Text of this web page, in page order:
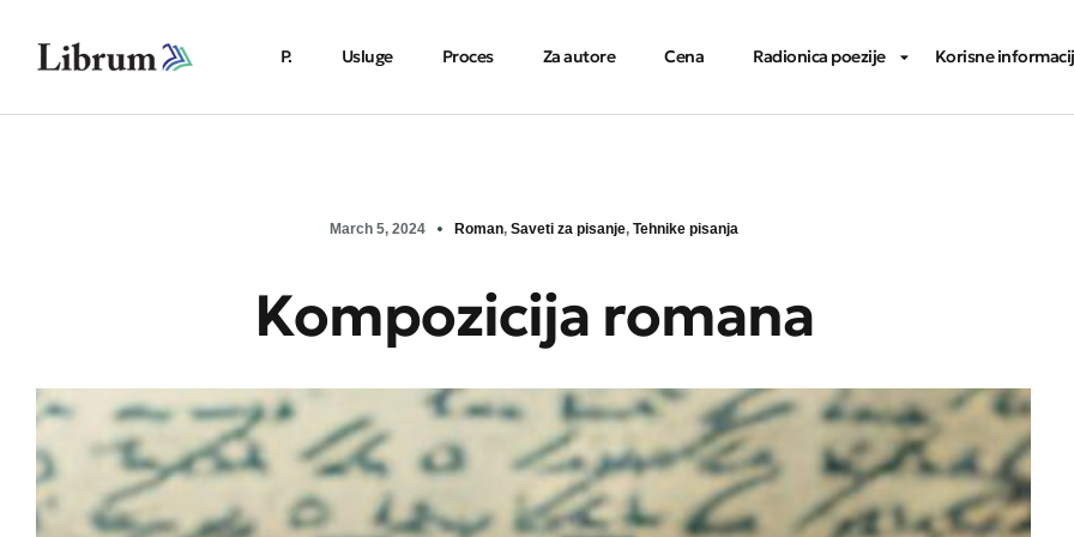
P. Usluge Proces Za autore Cena Radionica poezije Korisne
March 5, 2024 Roman, Saveti za pisanje, Tehnike pisanja
Kompozicija romana